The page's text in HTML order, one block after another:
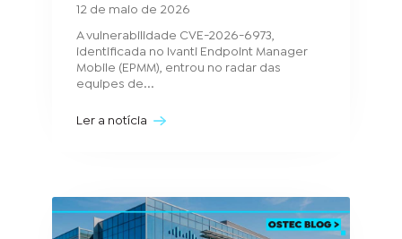
12 de maio de 2026
A vulnerabilidade CVE-2026-6973,
identificada no Ivanti Endpoint Manager
Mobile (EPMM), entrou no radar das
equipes de...
Ler a notícia